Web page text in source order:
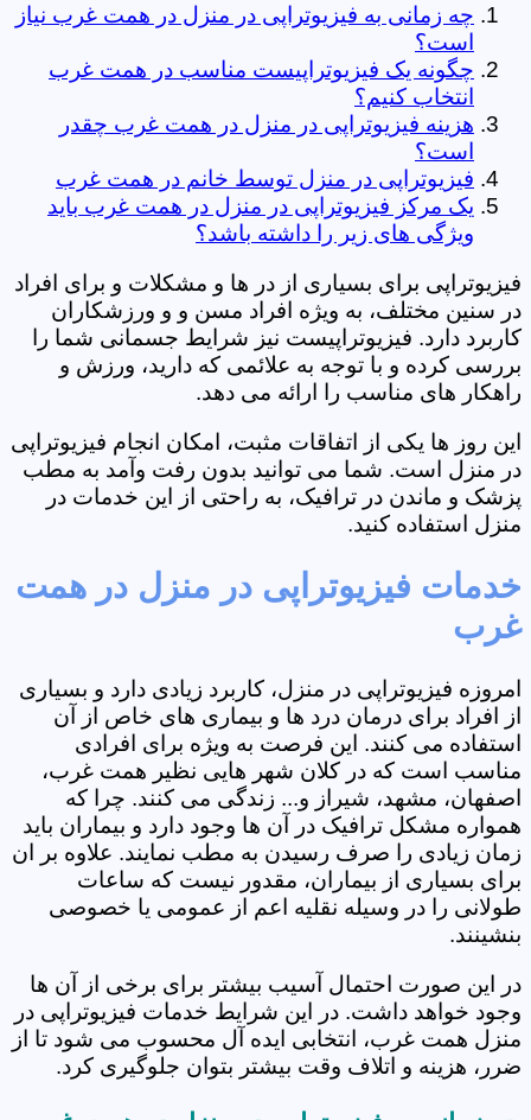
چه زمانی به فیزیوتراپی در منزل در همت غرب نیاز
است؟
چگونه یک فیزیوتراپیست مناسب در همت غرب
انتخاب کنیم؟
هزینه فیزیوتراپی در منزل در همت غرب چقدر
است؟
فیزیوتراپی در منزل توسط خانم در همت غرب
یک مرکز فیزیوتراپی در منزل در همت غرب باید
ویژگی های زیر را داشته باشد؟
فیزیوتراپی برای بسیاری از در ها و مشکلات و برای افراد
در سنین مختلف، به ویژه افراد مسن و و ورزشکاران
کاربرد دارد. فیزیوتراپیست نیز شرایط جسمانی شما را
بررسی کرده و با توجه به علائمی که دارید، ورزش و
راهکار های مناسب را ارائه می دهد.
این روز ها یکی از اتفاقات مثبت، امکان انجام فیزیوتراپی
در منزل است. شما می توانید بدون رفت وآمد به مطب
پزشک و ماندن در ترافیک، به راحتی از این خدمات در
منزل استفاده کنید.
خدمات فیزیوتراپی در منزل در همت
غرب
امروزه فیزیوتراپی در منزل، کاربرد زیادی دارد و بسیاری
از افراد برای درمان درد ها و بیماری های خاص از آن
استفاده می کنند. این فرصت به ویژه برای افرادی
مناسب است که در کلان شهر هایی نظیر همت غرب،
اصفهان، مشهد، شیراز و... زندگی می کنند. چرا که
همواره مشکل ترافیک در آن ها وجود دارد و بیماران باید
زمان زیادی را صرف رسیدن به مطب نمایند. علاوه بر ان
برای بسیاری از بیماران، مقدور نیست که ساعات
طولانی را در وسیله نقلیه اعم از عمومی یا خصوصی
بنشینند.
در این صورت احتمال آسیب بیشتر برای برخی از آن ها
وجود خواهد داشت. در این شرایط خدمات فیزیوتراپی در
منزل همت غرب، انتخابی ایده آل محسوب می شود تا از
ضرر، هزینه و اتلاف وقت بیشتر بتوان جلوگیری کرد.